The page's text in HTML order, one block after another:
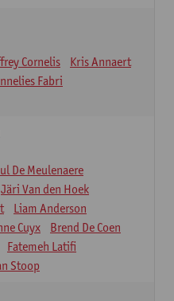
Cornelis
Kris Annaert
Fabri
De Meulenaere
Järi Van den Hoek
Liam Anderson
Cuyx
Brend De Coen
Fatemeh Latifi
Stoop